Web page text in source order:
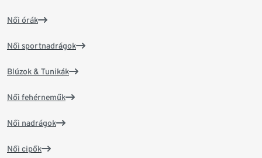
Női órák
Női sportnadrágok
Blúzok & Tunikák
Női fehérneműk
Női nadrágok
Női cipők